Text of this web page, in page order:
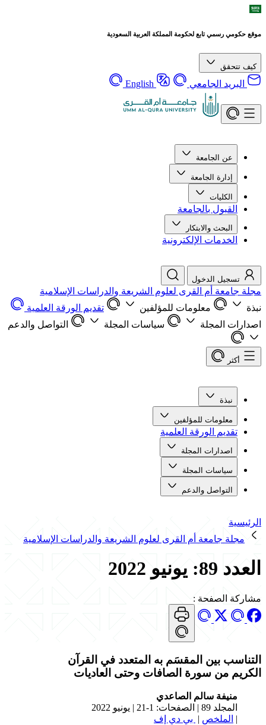
موقع حكومي رسمي تابع لحكومة المملكة العربية السعودية
كيف تتحقق
البريد الجامعي English
عن الجامعة
إدارة الجامعة
الكليات
القبول بالجامعة
البحث والابتكار
الخدمات الإلكترونية
تسجيل الدخول
مجلة جامعة أم القرى لعلوم الشريعة والدراسات الإسلامية
نبذة
معلومات للمؤلفين
تقديم الورقة العلمية
اصدارات المجلة
سياسات المجلة التواصل والدعم
أكثر
نبذة
معلومات للمؤلفين
تقديم الورقة العلمية
اصدارات المجلة
سياسات المجلة
التواصل والدعم
الرئيسية
مجلة جامعة أم القرى لعلوم الشريعة والدراسات الإسلامية
العدد 89: يونيو 2022
مشاركة الصفحة :
التناسب بين المقسَم به المتعدد في القرآن
الكريم من سورة الصافات وحتى العاديات
منيفة سالم الصاعدي
المجلد 89 | الصفحات: 1-21 | يونيو 2022
| الملخص | بي دي إف